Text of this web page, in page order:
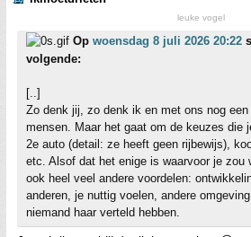
leuke vogel
Op woensdag 8 juli 2026 20:22
volgende:
[..]
Zo denk jij, zo denk ik en met ons nog een
mensen. Maar het gaat om de keuzes die
2e auto (detail: ze heeft geen rijbewijs),
etc. Alsof dat het enige is waarvoor je zou
ook heel veel andere voordelen:
anderen, je nuttig voelen, andere
niemand haar verteld hebben.